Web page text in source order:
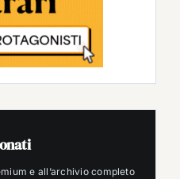
e all’archivio completo